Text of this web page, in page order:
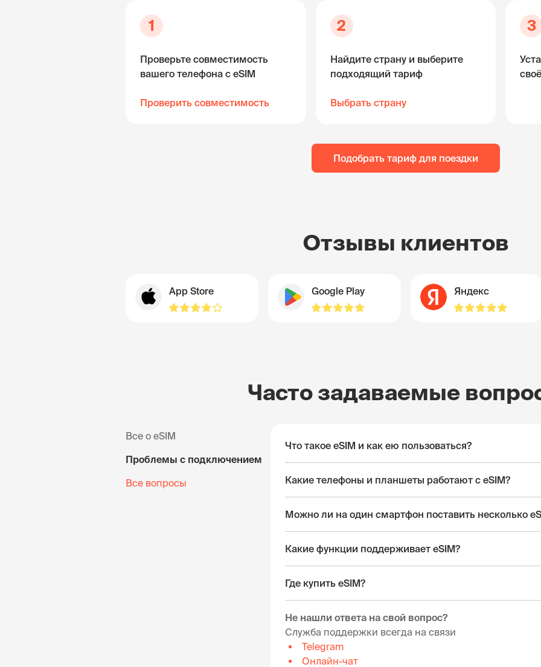
1
Проверьте совместимость
вашего телефона с eSIM
Проверить совместимость
2
Найдите страну и выберите
подходящий тариф
Выбрать страну
3
Подобрать тариф для поездки
Отзывы клиентов
App Store Google Play Яндекс
Часто задаваемые
Все о eSIM
Проблемы с подключением
Все вопросы
Что такое eSIM и как ею пользоваться?
Какие телефоны и планшеты работают с eSIM?
Можно ли на один смартфон поставить несколько
Какие функции поддерживает eSIM?
Где купить eSIM?
Не нашли ответа на свой вопрос?
Служба поддержки всегда на связи
Telegram
Онлайн-чат